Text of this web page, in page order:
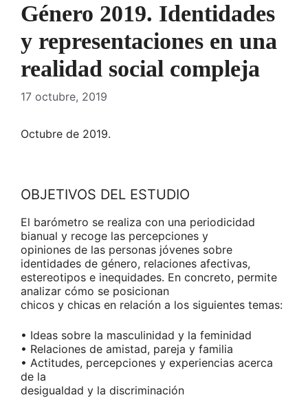
Género 2019. Identidades
y representaciones en una
realidad social compleja
17 octubre, 2019
Octubre de 2019.
OBJETIVOS DEL ESTUDIO
El barómetro se realiza con una periodicidad
bianual y recoge las percepciones y
opiniones de las personas jóvenes sobre
identidades de género, relaciones afectivas,
estereotipos e inequidades. En concreto, permite
analizar cómo se posicionan
chicos y chicas en relación a los siguientes temas:
• Ideas sobre la masculinidad y la feminidad
• Relaciones de amistad, pareja y familia
• Actitudes, percepciones y experiencias acerca
de la
desigualdad y la discriminación